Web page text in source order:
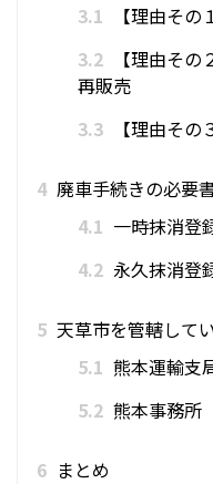
3.1
【理由そ
3.2
【理由そ
再販売
3.3
【理由そ
4 廃車手続きの必要
4.1 一時抹消登
4.2 永久抹消登
5 天草市を管轄して
5.1 熊本運輸支
5.2 熊本事務所
6 まとめ